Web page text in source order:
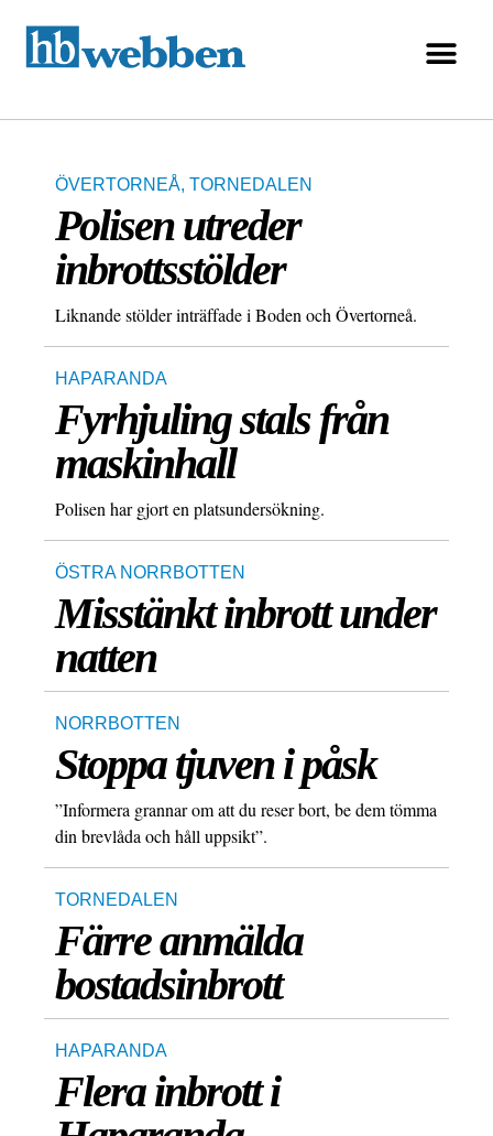
ÖVERTORNEÅ, TORNEDALEN
Polisen utreder
inbrottsstölder
Liknande stölder inträffade i Boden och Övertorneå.
HAPARANDA
Fyrhjuling stals från
maskinhall
Polisen har gjort en platsundersökning.
ÖSTRA NORRBOTTEN
Misstänkt inbrott under
natten
NORRBOTTEN
Stoppa tjuven i påsk
”Informera grannar om att du reser bort, be dem tömma
din brevlåda och håll uppsikt”.
TORNEDALEN
Färre anmälda
bostadsinbrott
HAPARANDA
Flera inbrott i